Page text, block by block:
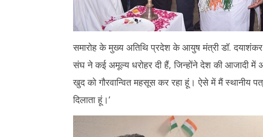
समारोह के मुख्य अतिथि प्रदेश के आयुष मंत्री डॉ. दयाशंकर
संघ ने कई अमूल्य धरोहर दी हैं, जिन्होंने देश की आजादी में
खुद को गौरवान्वित महसूस कर रहा हूं। ऐसे में मैं स्थानीय
दिलाता हूं।’